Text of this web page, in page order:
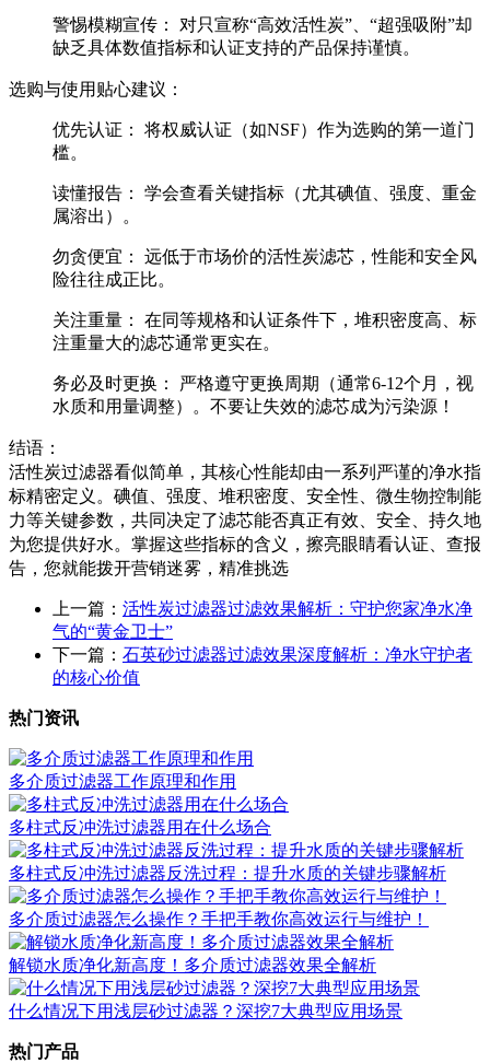
警惕模糊宣传：
对只宣称“高效活性炭”、“超强吸附”却
缺乏具体数值指标和认证支持的产品保持谨慎。
选购与使用贴心建议：
优先认证：
将权威认证（如NSF）作为选购的第一道门
槛。
读懂报告：
学会查看关键指标（尤其碘值、强度、重金
属溶出）。
勿贪便宜：
远低于市场价的活性炭滤芯，性能和安全风
险往往成正比。
关注重量：
在同等规格和认证条件下，堆积密度高、标
注重量大的滤芯通常更实在。
务必及时更换：
严格遵守更换周期（通常6-12个月，视
水质和用量调整）。不要让失效的滤芯成为污染源！
结语：
活性炭过滤器看似简单，其核心性能却由一系列严谨的净水指
标精密定义。碘值、强度、堆积密度、安全性、微生物控制能
力等关键参数，共同决定了滤芯能否真正有效、安全、持久地
为您提供好水。掌握这些指标的含义，擦亮眼睛看认证、查报
告，您就能拨开营销迷雾，精准挑选
上一篇： 活性炭过滤器过滤效果解析：守护您家净水净
气的“黄金卫士”
下一篇： 石英砂过滤器过滤效果深度解析：净水守护者
的核心价值
热门资讯
多介质过滤器工作原理和作用
多柱式反冲洗过滤器用在什么场合
多柱式反冲洗过滤器反洗过程：提升水质的关键步骤解析
多介质过滤器怎么操作？手把手教你高效运行与维护！
​解锁水质净化新高度！多介质过滤器效果全解析
什么情况下用浅层砂过滤器？深挖7大典型应用场景
热门产品